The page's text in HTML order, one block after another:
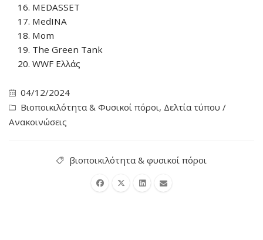
MEDASSET
MedINA
Mom
The Green Tank
WWF Ελλάς
04/12/2024
Βιοποικιλότητα & Φυσικοί πόροι, Δελτία τύπου /
Ανακοινώσεις
βιοποικιλότητα & φυσικοί πόροι